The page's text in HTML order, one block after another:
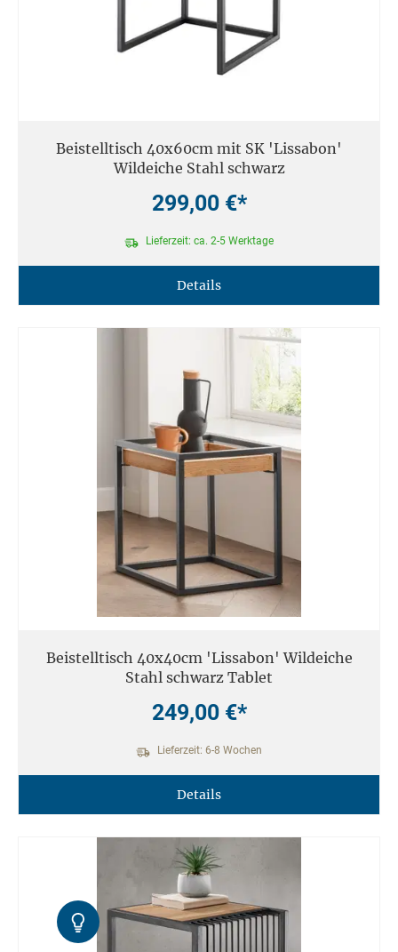
Beistelltisch 40x60cm mit SK 'Lissabon'
Wildeiche Stahl schwarz
299,00 €*
Lieferzeit: ca. 2-5 Werktage
Details
Beistelltisch 40x40cm 'Lissabon' Wildeiche
Stahl schwarz Tablet
249,00 €*
Lieferzeit: 6-8 Wochen
Details
Kontrast